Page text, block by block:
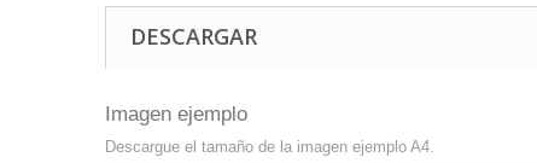
DESCARGAR
Imagen ejemplo
Descargue el tamaño de la imagen ejemplo A4.